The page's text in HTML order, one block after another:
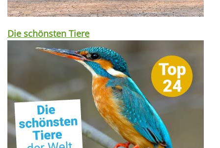
Die schönsten Tiere